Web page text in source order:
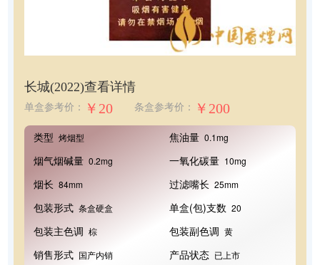
长城(2022)查看详情
单盒参考价： ￥20 条盒参考价： ￥200
类型 烤烟型 焦油量 0.1mg
烟气烟碱量 0.2mg 一氧化碳量 10mg
烟长 84mm 过滤嘴长 25mm
包装形式 条盒硬盒 单盒(包)支数 20
包装主色调 棕 包装副色调 黄
销售形式 国产内销 产品状态 已上市